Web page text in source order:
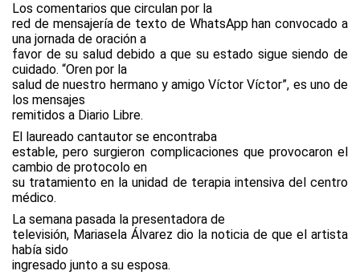
Los comentarios que circulan por la
red de mensajería de texto de WhatsApp han convocado a
una jornada de oración a
favor de su salud debido a que su estado sigue siendo de
cuidado. “Oren por la
salud de nuestro hermano y amigo Víctor Víctor”, es uno de
los mensajes
remitidos a Diario Libre.
El laureado cantautor se encontraba
estable, pero surgieron complicaciones que provocaron el
cambio de protocolo en
su tratamiento en la unidad de terapia intensiva del centro
médico.
La semana pasada la presentadora de
televisión, Mariasela Álvarez dio la noticia de que el artista
había sido
ingresado junto a su esposa.